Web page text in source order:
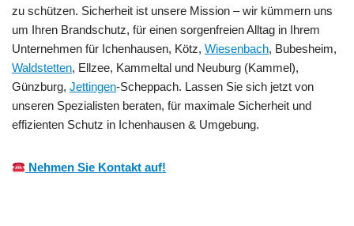
zu schützen. Sicherheit ist unsere Mission – wir kümmern uns
um Ihren Brandschutz, für einen sorgenfreien Alltag in Ihrem
Unternehmen für Ichenhausen, Kötz, Wiesenbach, Bubesheim,
Waldstetten, Ellzee, Kammeltal und Neuburg (Kammel),
Günzburg, Jettingen-Scheppach. Lassen Sie sich jetzt von
unseren Spezialisten beraten, für maximale Sicherheit und
effizienten Schutz in Ichenhausen & Umgebung.
Nehmen Sie Kontakt auf!